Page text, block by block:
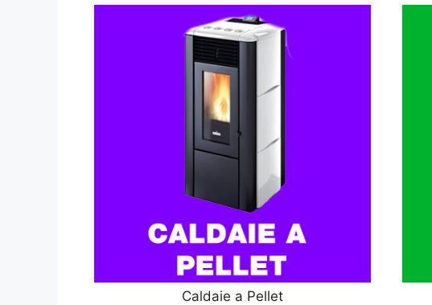
Caldaie a Pellet